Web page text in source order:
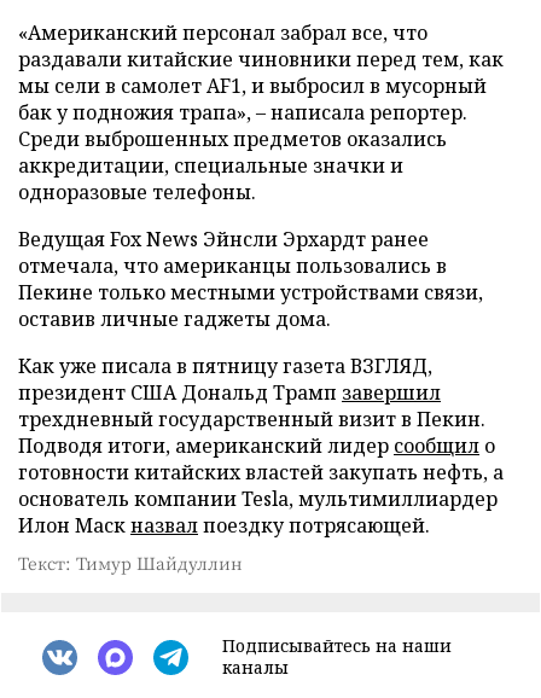
«Американский персонал забрал все, что
раздавали китайские чиновники перед тем, как
мы сели в самолет AF1, и выбросил в мусорный
бак у подножия трапа», – написала репортер.
Среди выброшенных предметов оказались
аккредитации, специальные значки и
одноразовые телефоны.
Ведущая Fox News Эйнсли Эрхардт ранее
отмечала, что американцы пользовались в
Пекине только местными устройствами связи,
оставив личные гаджеты дома.
Как уже писала в пятницу газета ВЗГЛЯД,
президент США Дональд Трамп завершил
трехдневный государственный визит в Пекин.
Подводя итоги, американский лидер сообщил о
готовности китайских властей закупать нефть, а
основатель компании Tesla, мультимиллиардер
Илон Маскназвалпоездку потрясающей.
Текст: Тимур Шайдуллин
Подписывайтесь на наши
каналы